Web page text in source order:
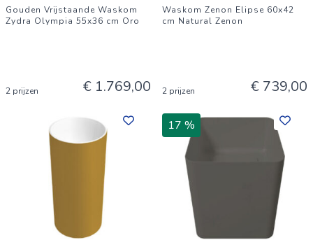
Gouden Vrijstaande Waskom
Zydra Olympia 55x36 cm Oro
2 prijzen € 1.769,00
Waskom Zenon Elipse 60x42
cm Natural Zenon
2 prijzen € 739,00
17 %